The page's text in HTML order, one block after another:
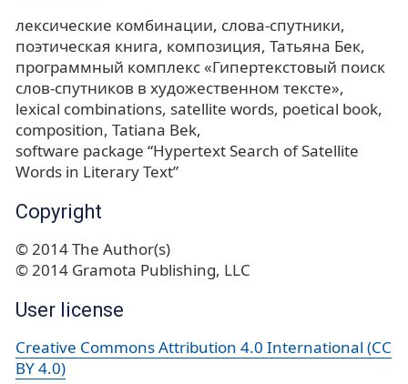
лексические комбинации слова-спутники
поэтическая книга композиция Татьяна Бек
программный комплекс «Гипертекстовый поиск
слов-спутников в художественном тексте»
lexical combinations satellite words poetical book
composition Tatiana Bek
software package “Hypertext Search of Satellite
Words in Literary Text”
Copyright
© 2014 The Author(s)
© 2014 Gramota Publishing, LLC
User license
Creative Commons Attribution 4.0 International (CC
BY 4.0)